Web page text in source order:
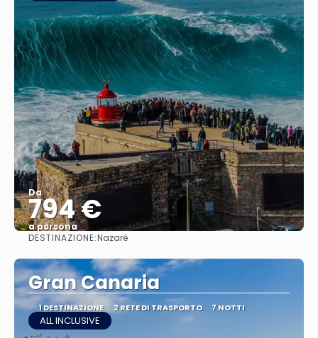
Da
794 €
a persona
DESTINAZIONE:Nazaré
Gran Canaria
1 DESTINAZIONE 2 RETE DI TRASPORTO 7 NOTTI
ALL INCLUSIVE